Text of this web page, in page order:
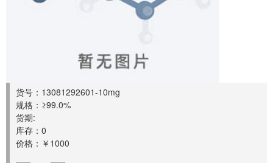
货号：13081292601-10mg
规格：≥99.0%
货期:
库存：0
价格：￥1000